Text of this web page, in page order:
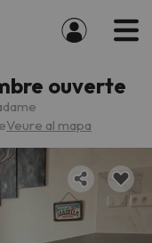
ouverte
Veure al mapa